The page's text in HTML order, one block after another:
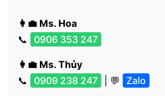
👩‍💼 Ms. Hoa
📞
0906 353 247
👩‍💼 Ms. Thủy
📞
0909 238 247 | 💬 Zalo